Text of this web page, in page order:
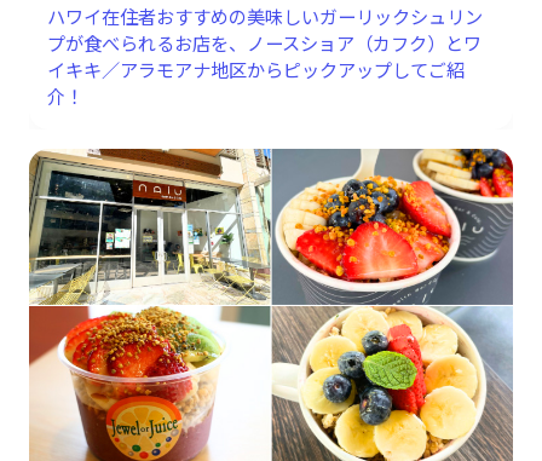
ハワイ在住者おすすめの美味しいガーリックシュリン
プが食べられるお店を、ノースショア（カフク）とワ
イキキ／アラモアナ地区からピックアップしてご紹
介！